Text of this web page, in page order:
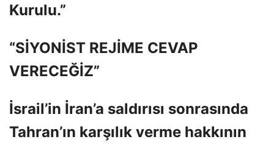
Kurulu.”
“SİYONİST REJİME CEVAP
VERECEĞİZ”
İsrail’in İran’a saldırısı sonrasında
Tahran’ın karşılık verme hakkının